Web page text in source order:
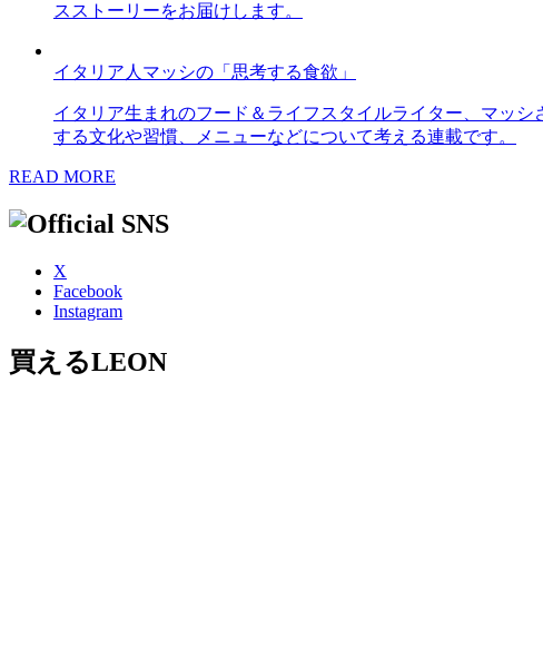
スストーリーをお届けします。
イタリア人マッシの「思考する食欲」
イタリア生まれのフード＆ライフスタイルライター、マッ
する文化や習慣、メニューなどについて考える連載です。
READ MORE
X
Facebook
Instagram
買えるLEON